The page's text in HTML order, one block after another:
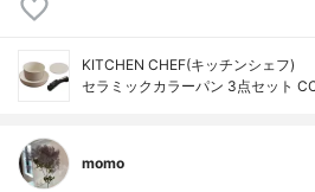
KITCHEN CHEF(キッチンシェフ)
セラミックカラーパン 3点セット
momo